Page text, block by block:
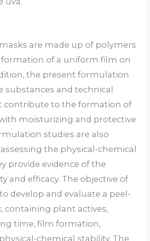
are made up of polymers
of a uniform film on
the present formulation
substances and technical
contribute to the formation of
moisturizing and protective
studies are also
the physical-chemical
provide evidence of the
and efficacy. The objective of
develop and evaluate a peel-
containing plant actives,
time, film formation,
chemical stability. The